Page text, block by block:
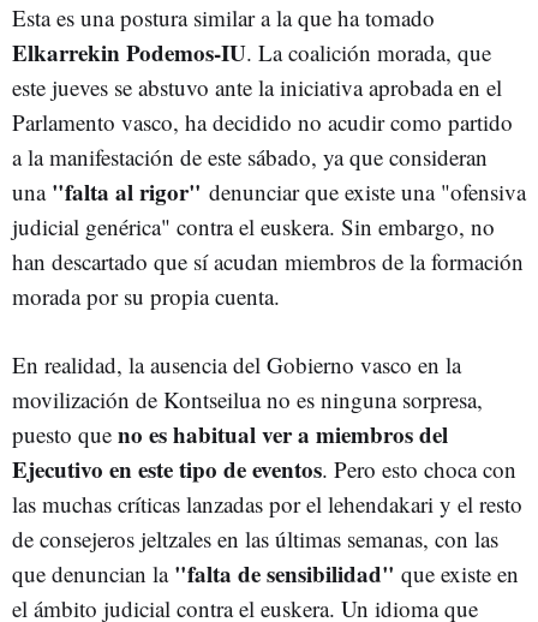
Esta es una postura similar a la que ha tomado
Elkarrekin Podemos-IU. La coalición morada, que
este jueves se abstuvo ante la iniciativa aprobada en el
Parlamento vasco, ha decidido no acudir como partido
a la manifestación de este sábado, ya que consideran
una "falta al rigor" denunciar que existe una "ofensiva
judicial genérica" contra el euskera. Sin embargo, no
han descartado que sí acudan miembros de la formación
morada por su propia cuenta.
En realidad, la ausencia del Gobierno vasco en la
movilización de Kontseilua no es ninguna sorpresa,
puesto que no es habitual ver a miembros del
Ejecutivo en este tipo de eventos. Pero esto choca con
las muchas críticas lanzadas por el lehendakari y el resto
de consejeros jeltzales en las últimas semanas, con las
que denuncian la "falta de sensibilidad" que existe en
el ámbito judicial contra el euskera. Un idioma que